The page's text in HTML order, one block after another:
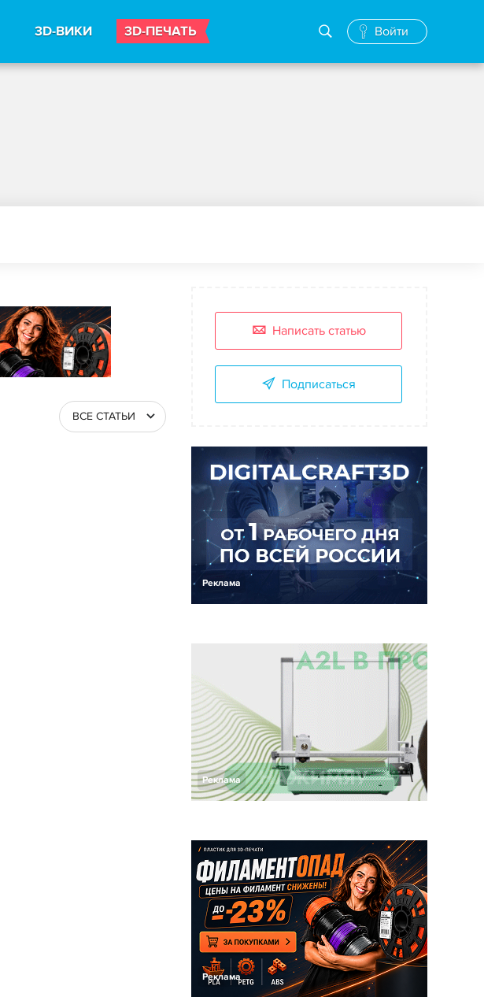
3D-ВИКИ 3D-ПЕЧАТЬ Войти
ВСЕ СТАТЬИ
Написать статью
Подписаться
Реклама
Реклама
Реклама